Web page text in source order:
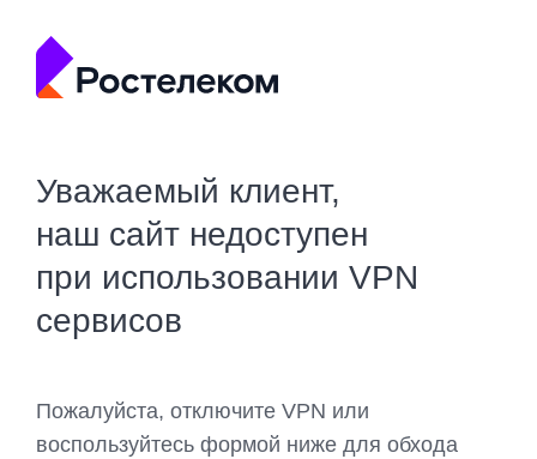
Уважаемый клиент,
наш сайт недоступен
при использовании VPN
сервисов
Пожалуйста, отключите VPN или
воспользуйтесь формой ниже для обхода